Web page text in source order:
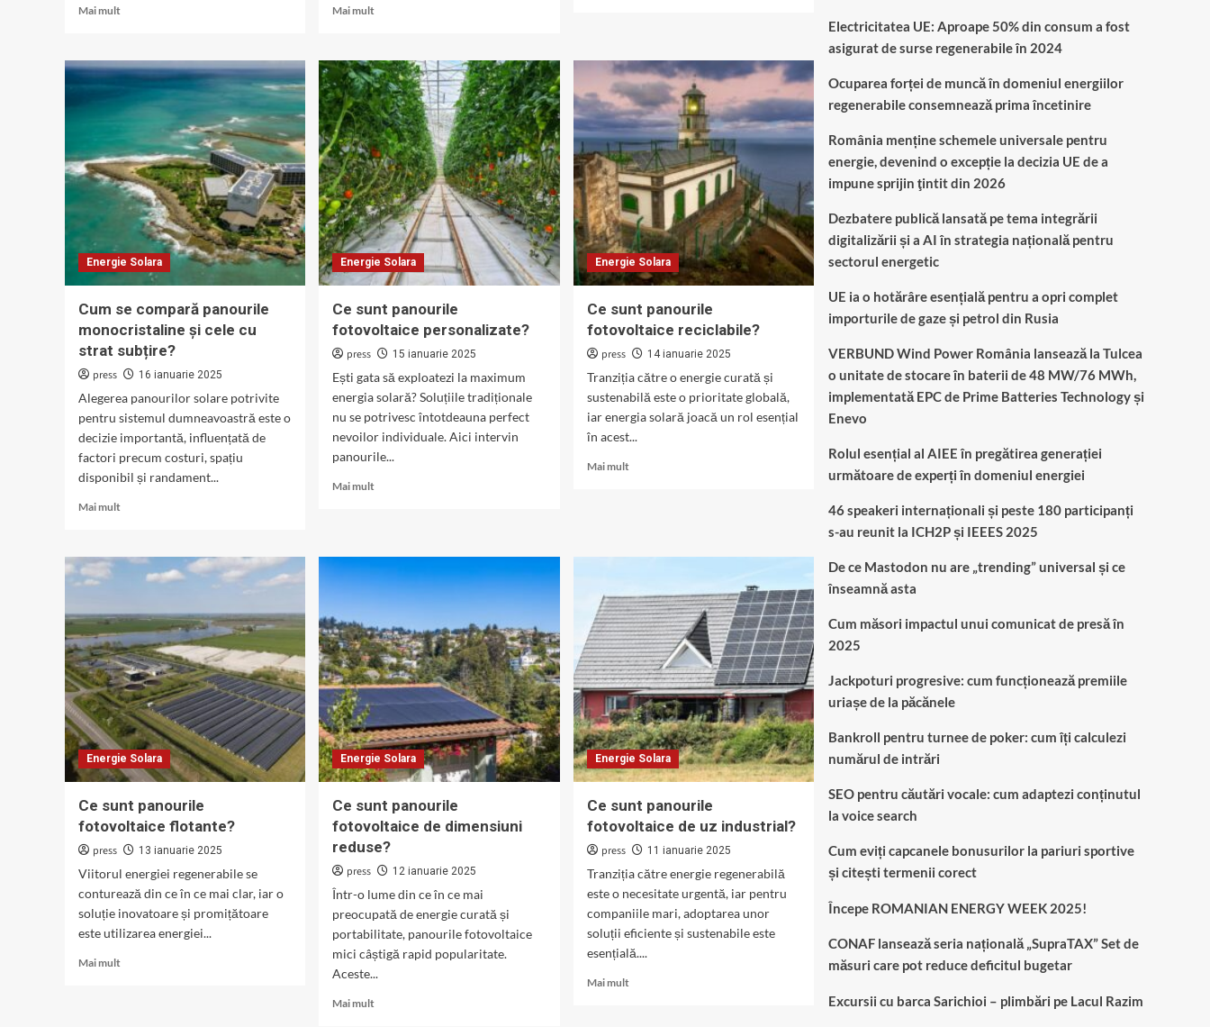
Mai multRead
Ce
sunt
panourile
fotovoltaice
în
acoperișuri?
Mai multRead
Ce
sunt
panourile
fotovoltaice
pentru
acoperișuri
înclinate?
panourile
fotovoltaice
pentru
ferestre?
Energie Solara
Cum se compară panourile
monocristaline și cele cu
strat subțire?
press 16 ianuarie 2025
Alegerea panourilor solare potrivite
pentru sistemul dumneavoastră este o
decizie importantă, influențată de
factori precum costuri, spațiu
disponibil și randament...
Mai multRead
Cum
monocristaline
și
cele
cu
strat
subțire?
Energie Solara
Ce sunt panourile
fotovoltaice personalizate?
press 15 ianuarie 2025
Ești gata să exploatezi la maximum
energia solară? Soluțiile tradiționale
nu se potrivesc întotdeauna perfect
nevoilor individuale. Aici intervin
panourile...
Mai multRead
panourile
fotovoltaice
Energie Solara
Ce sunt panourile
fotovoltaice reciclabile?
press 14 ianuarie 2025
Tranziția către o energie curată și
sustenabilă este o prioritate globală,
iar energia solară joacă un rol esențial
în acest...
Mai multRead
Energie Solara
Ce sunt panourile
fotovoltaice flotante?
press 13 ianuarie 2025
Viitorul energiei regenerabile se
conturează din ce în ce mai clar, iar o
soluție inovatoare și promițătoare
este utilizarea energiei...
Mai multRead
Energie Solara
Ce sunt panourile
fotovoltaice de dimensiuni
reduse?
press 12 ianuarie 2025
Într-o lume din ce în ce mai
preocupată de energie curată și
portabilitate, panourile fotovoltaice
mici câștigă rapid popularitate.
Aceste...
Mai multRead
Energie Solara
Ce sunt panourile
fotovoltaice de uz industrial?
press 11 ianuarie 2025
Tranziția către energie regenerabilă
este o necesitate urgentă, iar pentru
companiile mari, adoptarea unor
soluții eficiente și sustenabile este
esențială....
Mai multRead
Electricitatea UE: Aproape 50% din consum a fost
asigurat de surse regenerabile în 2024
Ocuparea forței de muncă în domeniul energiilor
regenerabile consemnează prima încetinire
România menține schemele universale pentru
energie, devenind o excepție la decizia UE de a
impune sprijin ţintit din 2026
Dezbatere publică lansată pe tema integrării
digitalizării și a AI în strategia națională pentru
sectorul energetic
UE ia o hotărâre esențială pentru a opri complet
importurile de gaze și petrol din Rusia
VERBUND Wind Power România lansează la Tulcea
o unitate de stocare în baterii de 48 MW/76 MWh,
implementată EPC de Prime Batteries Technology și
Enevo
Rolul esențial al AIEE în pregătirea generației
următoare de experți în domeniul energiei
46 speakeri internaționali și peste 180 participanți
s-au reunit la ICH2P și IEEES 2025
De ce Mastodon nu are „trending” universal și ce
înseamnă asta
Cum măsori impactul unui comunicat de presă în
2025
Jackpoturi progresive: cum funcționează premiile
uriașe de la păcănele
Bankroll pentru turnee de poker: cum îți calculezi
numărul de intrări
SEO pentru căutări vocale: cum adaptezi conținutul
la voice search
Cum eviți capcanele bonusurilor la pariuri sportive
și citești termenii corect
Începe ROMANIAN ENERGY WEEK 2025!
CONAF lansează seria națională „SupraTAX” Set de
măsuri care pot reduce deficitul bugetar
Excursii cu barca Sarichioi – plimbări pe Lacul Razim